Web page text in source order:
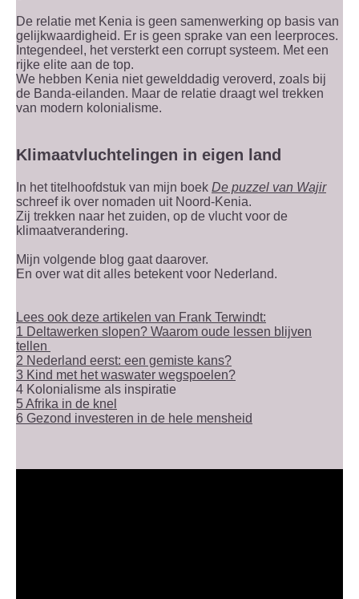
De relatie met Kenia is geen samenwerking op basis van
gelijkwaardigheid. Er is geen sprake van een leerproces.
Integendeel, het versterkt een corrupt systeem. Met een
rijke elite aan de top.
We hebben Kenia niet gewelddadig veroverd, zoals bij
de Banda-eilanden. Maar de relatie draagt wel trekken
van modern kolonialisme.
Klimaatvluchtelingen in eigen land
In het titelhoofdstuk van mijn boek De puzzel van Wajir
schreef ik over nomaden uit Noord-Kenia.
Zij trekken naar het zuiden, op de vlucht voor de
klimaatverandering.
Mijn volgende blog gaat daarover.
En over wat dit alles betekent voor Nederland.
Lees ook deze artikelen van Frank Terwindt:
1 Deltawerken slopen? Waarom oude lessen blijven
tellen
2 Nederland eerst: een gemiste kans?
3 Kind met het waswater wegspoelen?
4 Kolonialisme als inspiratie
5 Afrika in de knel
6 Gezond investeren in de hele mensheid